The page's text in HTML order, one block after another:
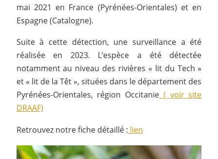
mai 2021 en France (Pyrénées-Orientales) et en
Espagne (Catalogne).
Suite à cette détection, une surveillance a été
réalisée en 2023. L’espèce a été détectée
notamment au niveau des rivières « lit du Tech »
et « lit de la Têt », situées dans le département des
Pyrénées-Orientales, région Occitanie ( voir site
DRAAF)
Retrouvez notre fiche détaillé : lien